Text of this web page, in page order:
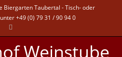
Biergarten Taubertal - Tisch- oder
+49 (0) 79 31 / 90 94 0
Weinstube